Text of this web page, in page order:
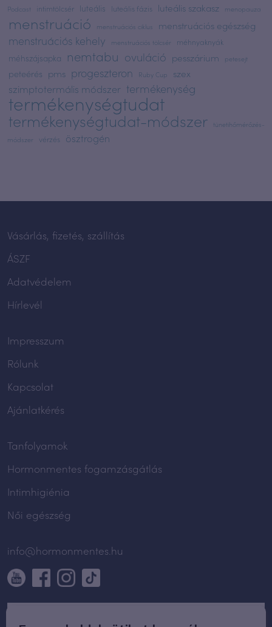
Podcast
intimtölcsér luteális luteális fázis luteális szakasz menopauza
menstruáció menstruációs ciklus menstruációs egészség
menstruációs kehely menstruációs tölcsér méhnyaknyák
méhszájsapka nemtabu ovuláció pesszárium petesejt
peteérés pms progeszteron Ruby Cup szex
szimptotermális módszer termékenység
termékenységtudat
termékenységtudat-módszer
tünetihőmérőzés-
módszer
vérzés ösztrogén
Vásárlás, fizetés, szállítás
ÁSZF
Adatvédelem
Hírlevél
Impresszum
Rólunk
Kapcsolat
Ajánlatkérés
Tanfolyamok
Hormonmentes fogamzásgátlás
Intimhigiénia
Női egészség
info@hormonmentes.hu